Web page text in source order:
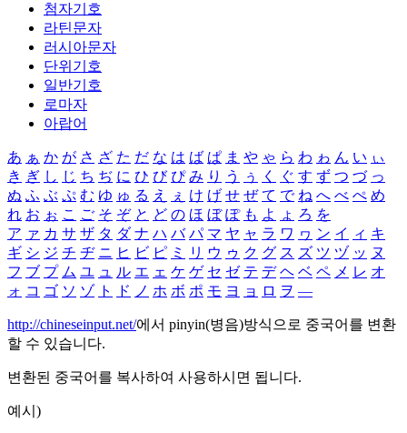
첨자기호
라틴문자
러시아문자
단위기호
일반기호
로마자
아랍어
あ ぁ か が さ ざ た だ な は ば ぱ ま や ゃ ら わ ゎ ん い ぃ
き ぎ し じ ち ぢ に ひ び ぴ み り う ぅ く ぐ す ず つ づ っ
ぬ ふ ぶ ぷ む ゆ ゅ る え ぇ け げ せ ぜ て で ね へ べ ぺ め
れ お ぉ こ ご そ ぞ と ど の ほ ぼ ぽ も よ ょ ろ を
ア ァ カ サ ザ タ ダ ナ ハ バ パ マ ヤ ャ ラ ワ ヮ ン イ ィ キ
ギ シ ジ チ ヂ ニ ヒ ビ ピ ミ リ ウ ゥ ク グ ス ズ ツ ヅ ッ ヌ
フ ブ プ ム ユ ュ ル エ ェ ケ ゲ セ ゼ テ デ ヘ ベ ペ メ レ オ
ォ コ ゴ ソ ゾ ト ド ノ ホ ボ ポ モ ヨ ョ ロ ヲ ―
http://chineseinput.net/에서 pinyin(병음)방식으로 중국어를 변환
할 수 있습니다.
변환된 중국어를 복사하여 사용하시면 됩니다.
예시)